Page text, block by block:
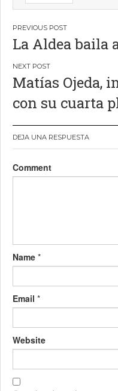
Navegación
de
entradas
La Aldea baila
Matías Ojeda,
con su cuarta
DEJA UNA RESPUESTA
Comment
Name *
Email *
Website